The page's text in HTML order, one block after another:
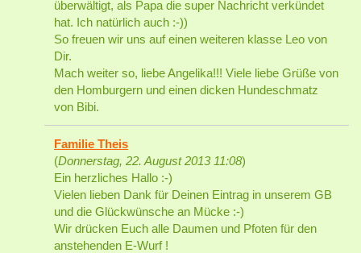
überwältigt, als Papa die super Nachricht verkündet
hat. Ich natürlich auch :-))
So freuen wir uns auf einen weiteren klasse Leo von
Dir.
Mach weiter so, liebe Angelika!!! Viele liebe Grüße von
den Homburgern und einen dicken Hundeschmatz
von Bibi.
Familie Theis
(Donnerstag, 22. August 2013 11:08)
Ein herzliches Hallo :-)
Vielen lieben Dank für Deinen Eintrag in unserem GB
und die Glückwünsche an Mücke :-)
Wir drücken Euch alle Daumen und Pfoten für den
anstehenden E-Wurf !